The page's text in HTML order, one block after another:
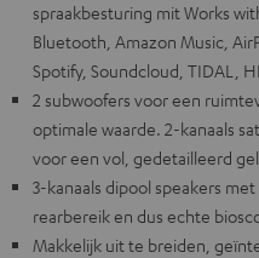
spraakbesturing mit Works
Bluetooth, Amazon Music,
Spotify, Soundcloud, TIDAL,
2 subwoofers voor een
optimale waarde. 2-kanaals
voor een vol, gedetailleerd
3-kanaals dipool speakers
rearbereik en dus echte
Makkelijk uit te breiden,